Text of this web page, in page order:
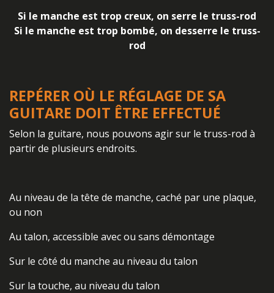
Si le manche est trop creux, on serre le truss-rod
Si le manche est trop bombé, on desserre le truss-
rod
REPÉRER OÙ LE RÉGLAGE DE SA
GUITARE DOIT ÊTRE EFFECTUÉ
Selon la guitare, nous pouvons agir sur le truss-rod à
partir de plusieurs endroits.
Au niveau de la tête de manche, caché par une plaque,
ou non
Au talon, accessible avec ou sans démontage
Sur le côté du manche au niveau du talon
Sur la touche, au niveau du talon